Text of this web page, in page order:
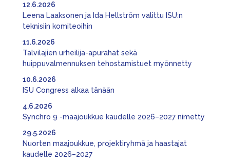
Leena Laaksonen ja Ida Hellström valittu ISU:n
teknisiin komiteoihin
12.6.2026
Talvilajien urheilija-apurahat sekä
huippuvalmennuksen tehostamistuet myönnetty
11.6.2026
ISU Congress alkaa tänään
10.6.2026
Synchro 9 -maajoukkue kaudelle 2026–2027 nimetty
4.6.2026
Nuorten maajoukkue, projektiryhmä ja haastajat
kaudelle 2026–2027
29.5.2026